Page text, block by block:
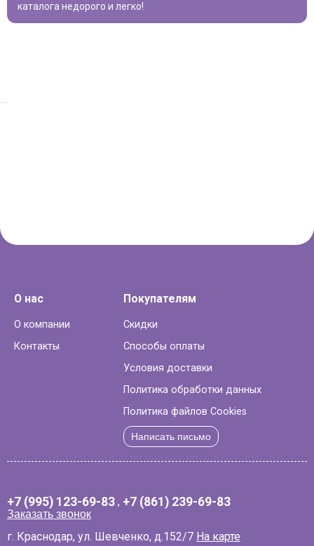
каталога недорого и легко!
О нас
О компании
Контакты
Покупателям
Скидки
Способы оплаты
Условия доставки
Политика обработки данных
Политика файлов Cookies
Написать письмо
+7 (995) 123-69-83 , +7 (861) 239-69-83
Заказать звонок
г. Краснодар, ул. Шевченко, д.152/7 На карте